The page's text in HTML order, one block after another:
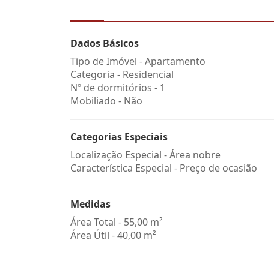
Dados Básicos
Tipo de Imóvel - Apartamento
Categoria - Residencial
Nº de dormitórios - 1
Mobiliado - Não
Categorias Especiais
Localização Especial - Área nobre
Característica Especial - Preço de ocasião
Medidas
Área Total - 55,00 m²
Área Útil - 40,00 m²